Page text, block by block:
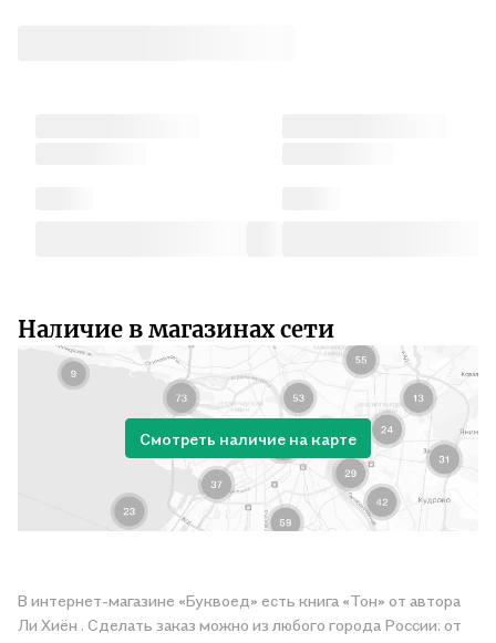
Наличие в магазинах сети
Смотреть наличие на карте
В интернет-магазине «Буквоед» есть книга «Тон» от автора
Ли Хиён . Сделать заказ можно из любого города России: от